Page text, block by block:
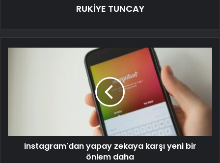
RUKİYE TUNCAY
Instagram'dan yapay zekaya karşı yeni bir
önlem daha